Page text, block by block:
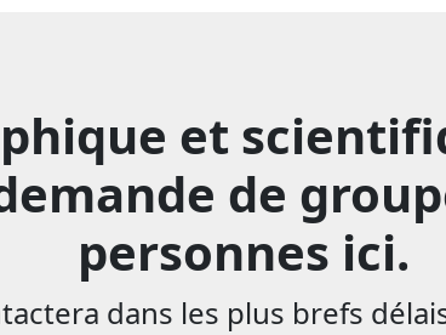
et
de
personnes ici.
dans les plus brefs